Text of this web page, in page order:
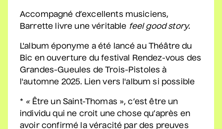
Station culturelle Momo
Gratuit
Maude Landry
• Trop cool
3 septembre 2026
• 19 h 30
Salle André-Mathieu
Accompagné d’excellents musiciens,
Barrette livre une véritable feel good story.
L'album éponyme a été lancé au Théâtre du
Bic en ouverture du festival Rendez-vous des
Grandes-Gueules de Trois-Pistoles à
l'automne 2025. Lien vers l'album si possible
* « Être un Saint-Thomas », c’est être un
individu qui ne croit une chose qu’après en
avoir confirmé la véracité par des preuves